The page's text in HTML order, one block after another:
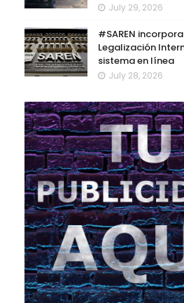
July 29, 2026
#SAREN
Legalización
sistema en línea
July 28, 2026